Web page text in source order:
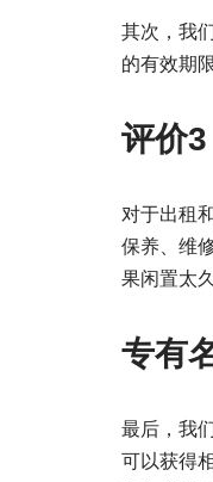
其次，我
的有效期
评价3
对于出租
保养、维
果闲置太
专有
最后，我
可以获得